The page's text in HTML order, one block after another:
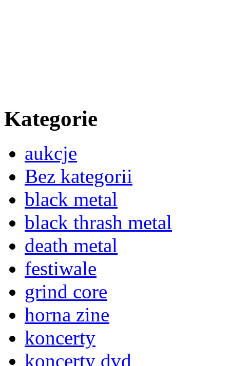
Kategorie
aukcje
Bez kategorii
black metal
black thrash metal
death metal
festiwale
grind core
horna zine
koncerty
koncerty dvd